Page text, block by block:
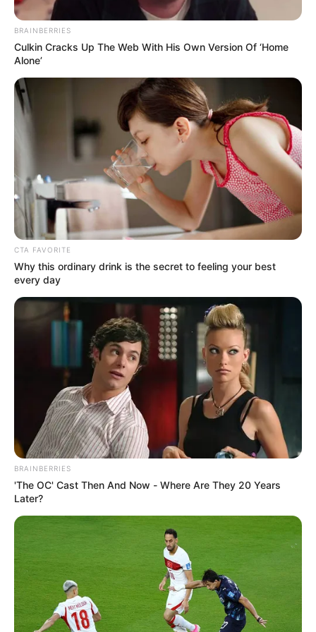
utilizado para otros proyectos. Sin embargo, aclaró que
actualmente uno de los principales retos es definir el
terrenodonde se construirá la institución.
LEA TAMBIÉN
Pa' los patios: Inmovilizan 80
motocicletas en el Centro de
Cartagena pese a prohibición de
circulación
Entre las alternativas que se estudian está
lote
que permita levantar el colegio en una sola sede
También se contempla la posibilidad de
distribuir los
niveles educativos en varios predios
, dependiendo de las
condiciones del terreno
y la viabilidad técnica.
La administración distrital proyecta iniciar lasobras en
octubrede este año, aunque primero deberá avanzar el
BRAINBERRIES
Culkin Cracks Up The Web With His Own Version Of ‘Home
Alone’
CTA FAVORITE
Why this ordinary drink is the secret to feeling your best
every day
BRAINBERRIES
'The OC' Cast Then And Now - Where Are They 20 Years
Later?